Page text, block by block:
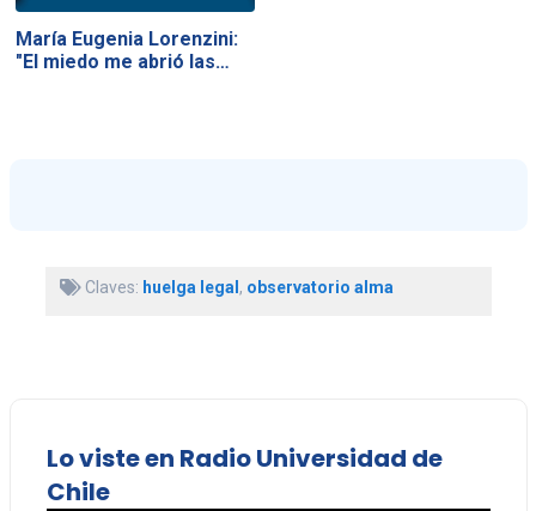
María Eugenia Lorenzini:
"El miedo me abrió las…
Claves: huelga legal , observatorio alma
Lo viste en Radio Universidad de
Chile